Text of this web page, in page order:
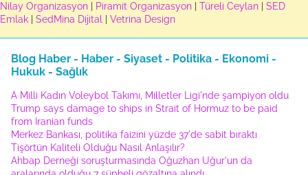
Nilay Organizasyon
Piramit Organizasyon Türeli Ceylan
SED
Emlak
SedMina Dijital Vetrina Design
Blog Haber - Haber - Siyaset - Politika - Ekonomi -
Hukuk - Sağlık
A Milli Kadın Voleybol Takımı, Milletler Ligi'nde şampiyon oldu
Trump says damage to ships in Strait of Hormuz to be paid
from Iranian funds
Merkez Bankası, politika faizini yüzde 37'de sabit bıraktı
Tişörtün Kaliteli Olduğu Nasıl Anlaşılır?
Ahbap Derneği soruşturmasında Oğuzhan Uğur'un da